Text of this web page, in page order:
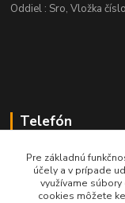
Oddiel : Sro, Vložka
Telefón
+421 905 622
Pre základnú
účely a v prípade
využívame
cookies môžete